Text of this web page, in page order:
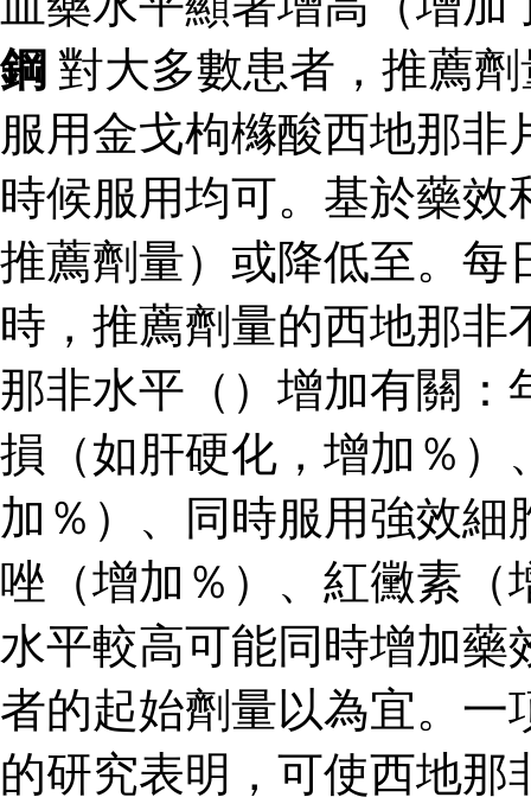
鋼 對大多數患者，推薦
服用金戈枸櫞酸西地那
時候服用均可。基於藥
推薦劑量）或降低至。每
時，推薦劑量的西地那
那非水平（）增加有關：
損（如肝硬化，增加％）
加％）、同時服用強效
唑（增加％）、紅黴素（
水平較高可能同時增加藥
者的起始劑量以為宜。一
的研究表明，可使西地